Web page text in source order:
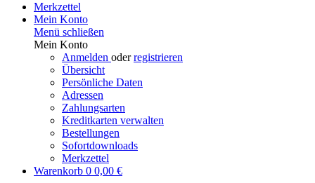
Merkzettel
Mein Konto
Menü schließen
Mein Konto
Anmelden oderregistrieren
Übersicht
Persönliche Daten
Adressen
Zahlungsarten
Kreditkarten verwalten
Bestellungen
Sofortdownloads
Merkzettel
Warenkorb 0 0,00 €